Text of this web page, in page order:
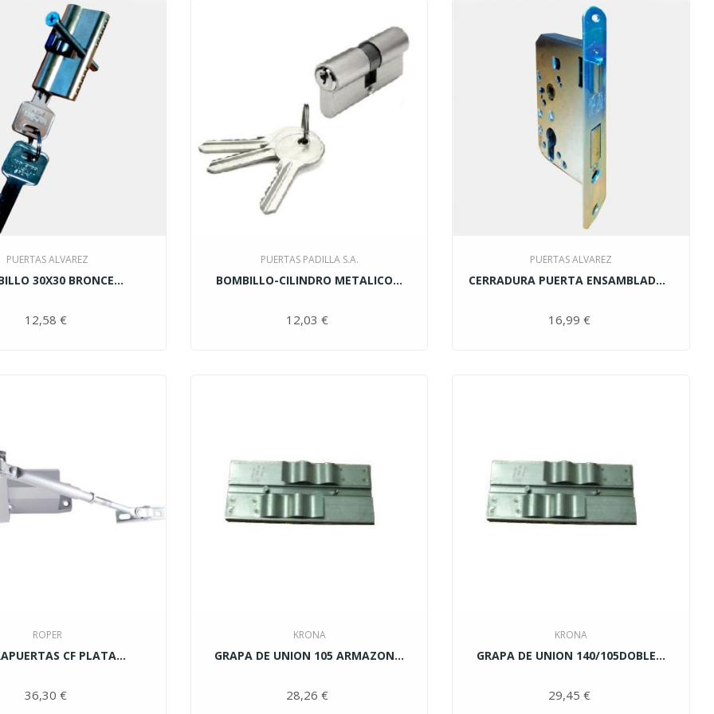
PUERTAS ALVAREZ
30X30 BRONCE...
12,58 €
PUERTAS PADILLA S.A.
BOMBILLO-CILINDRO METALICO...
12,03 €
PUERTAS ALVAREZ
CERRADURA PUERTA ENSAMBLADA...
16,99 €
ROPER
CF PLATA...
36,30 €
KRONA
GRAPA DE UNION 105 ARMAZON...
28,26 €
KRONA
GRAPA DE UNION 140/105DOBLE...
29,45 €